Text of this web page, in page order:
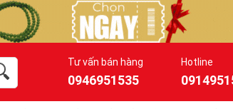
Tư vấn bán hàng
0946951535
Hotline